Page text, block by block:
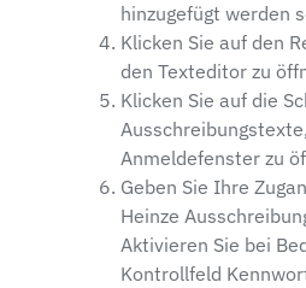
hinzugefügt werden
Klicken Sie auf den
den Texteditor zu
Klicken Sie auf die
Anmeldefenster zu
Geben Sie Ihre
Heinze
Aktivieren Sie bei
Kontrollfeld